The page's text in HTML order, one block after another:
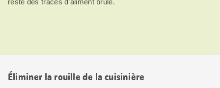
reste des traces d’aliment brûlé.
Éliminer la rouille de la cuisinière